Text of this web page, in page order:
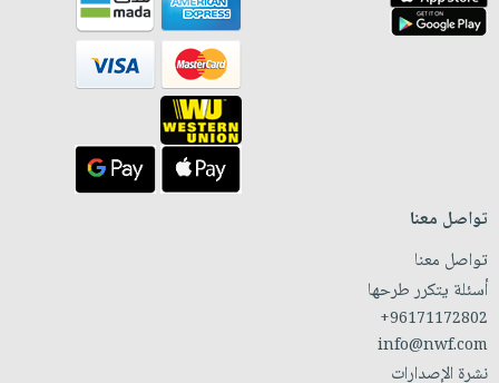
تواصل معنا
تواصل معنا
أسئلة يتكرر طرحها
+96171172802
info@nwf.com
نشرة الإصدارات